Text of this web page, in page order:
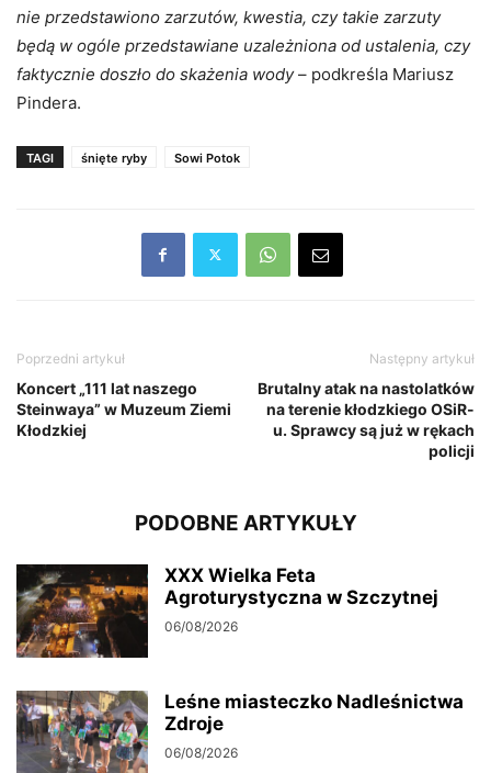
nie przedstawiono zarzutów, kwestia, czy takie zarzuty
będą w ogóle przedstawiane uzależniona od ustalenia, czy
faktycznie doszło do skażenia wody– podkreśla Mariusz
Pindera.
TAGI śnięte ryby Sowi Potok
Poprzedni artykuł
Koncert „111 lat naszego
Steinwaya” w Muzeum Ziemi
Kłodzkiej
Następny artykuł
Brutalny atak na nastolatków
na terenie kłodzkiego OSiR-
u. Sprawcy są już w rękach
policji
PODOBNE ARTYKUŁY
XXX Wielka Feta
Agroturystyczna w Szczytnej
06/08/2026
Leśne miasteczko Nadleśnictwa
Zdroje
06/08/2026